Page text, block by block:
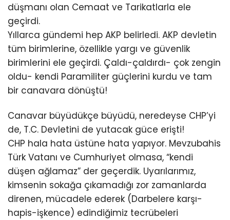
düşmanı olan Cemaat ve Tarikatlarla ele
geçirdi.
Yıllarca gündemi hep AKP belirledi. AKP devletin
tüm birimlerine, özellikle yargı ve güvenlik
birimlerini ele geçirdi. Çaldı-çaldırdı- çok zengin
oldu- kendi Paramiliter güçlerini kurdu ve tam
bir canavara dönüştü!
Canavar büyüdükçe büyüdü, neredeyse CHP’yi
de, T.C. Devletini de yutacak güce erişti!
CHP hala hata üstüne hata yapıyor. Mevzubahis
Türk Vatanı ve Cumhuriyet olmasa, “kendi
düşen ağlamaz” der geçerdik. Uyarılarımız,
kimsenin sokağa çıkamadığı zor zamanlarda
direnen, mücadele ederek (Darbelere karşı-
hapis-işkence) edindiğimiz tecrübeleri